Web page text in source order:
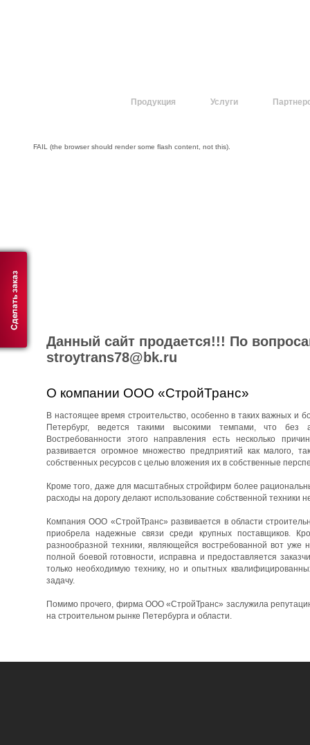
Продукция Услуги
FAIL (the browser should render some flash content, not this).
Данный сайт продается!!! По
stroytrans78@bk.ru
О компании ООО «СтройТранс»
В настоящее время строительство, особенно в таких важных и
Петербург, ведется такими высокими темпами, что без
Востребованности этого направления есть несколько
развивается огромное множество предприятий как малого,
собственных ресурсов с целью вложения их в собственные
Кроме того, даже для масштабных стройфирм более
расходы на дорогу делают использование собственной техники
Компания ООО «СтройТранс» развивается в области
приобрела надежные связи среди крупных поставщиков.
разнообразной техники, являющейся востребованной вот уже
полной боевой готовности, исправна и предоставляется
только необходимую технику, но и опытных
задачу.
Помимо прочего, фирма ООО «СтройТранс» заслужила
на строительном рынке Петербурга и области.